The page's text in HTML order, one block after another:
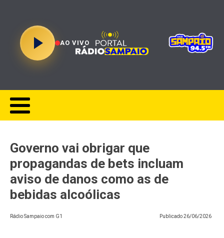
AO VIVO
Governo vai obrigar que
propagandas de bets incluam
aviso de danos como as de
bebidas alcoólicas
Rádio Sampaio com G1 Publicado26/06/2026